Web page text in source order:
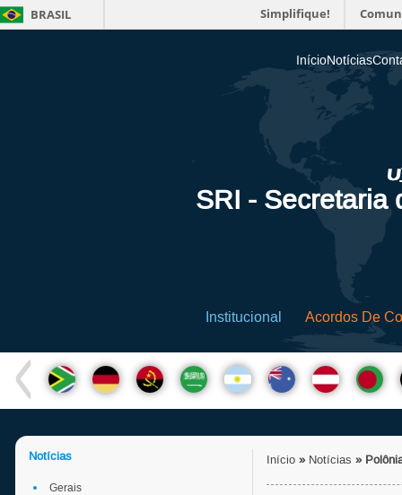
BRASIL Simplifique!
InícioNotícias
SRI - Secretaria
Institucional Acordos De
Notícias
Gerais
Início »Notícias »